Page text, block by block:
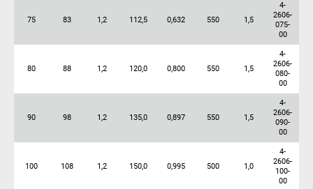
75 83 1,2 112,5 0,632 550 1,5
4-
2606-
075-
00
80 88 1,2 120,0 0,800 550 1,5
4-
2606-
080-
00
90 98 1,2 135,0 0,897 550 1,5
4-
2606-
090-
00
100 108 1,2 150,0 0,995 500 1,0
4-
2606-
100-
00